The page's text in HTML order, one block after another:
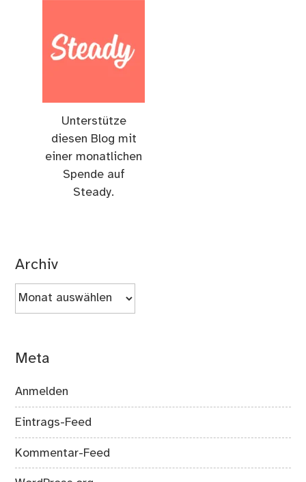
Unterstütze
diesen Blog mit
einer monatlichen
Spende auf
Steady.
Archiv
Archiv
Meta
Anmelden
Eintrags-Feed
Kommentar-Feed